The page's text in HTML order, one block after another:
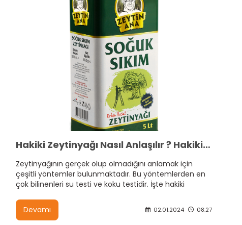
Hakiki Zeytinyağı Nasıl Anlaşılır ? Hakiki Zeytinyağı Donar mı ?
Zeytinyağının gerçek olup olmadığını anlamak için
çeşitli yöntemler bulunmaktadır. Bu yöntemlerden en
çok bilinenleri su testi ve koku testidir. İşte hakiki
Devamı
02.01.2024 08:27